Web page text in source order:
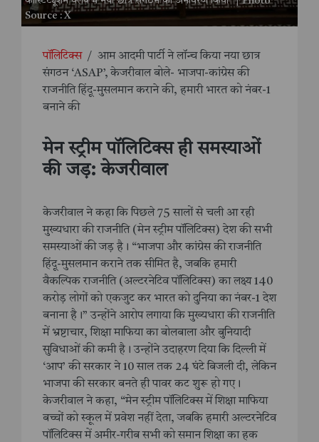
Source : X
पॉलिटिक्स / आम आदमी पार्टी ने लॉन्च किया नया छात्र
संगठन ‘ASAP’, केजरीवाल बोले- भाजपा-कांग्रेस की
राजनीति हिंदू-मुसलमान कराने की, हमारी भारत को नंबर-1
बनाने की
मेन स्ट्रीम पॉलिटिक्स ही समस्याओं
की जड़: केजरीवाल
केजरीवाल ने कहा कि पिछले 75 सालों से चली आ रही
मुख्यधारा की राजनीति (मेन स्ट्रीम पॉलिटिक्स) देश की सभी
समस्याओं की जड़ है। “भाजपा और कांग्रेस की राजनीति
हिंदू-मुसलमान कराने तक सीमित है, जबकि हमारी
वैकल्पिक राजनीति (अल्टरनेटिव पॉलिटिक्स) का लक्ष्य 140
करोड़ लोगों को एकजुट कर भारत को दुनिया का नंबर-1 देश
बनाना है।” उन्होंने आरोप लगाया कि मुख्यधारा की राजनीति
में भ्रष्टाचार, शिक्षा माफिया का बोलबाला और बुनियादी
सुविधाओं की कमी है। उन्होंने उदाहरण दिया कि दिल्ली में
‘आप’ की सरकार ने 10 साल तक 24 घंटे बिजली दी, लेकिन
भाजपा की सरकार बनते ही पावर कट शुरू हो गए।
केजरीवाल ने कहा, “मेन स्ट्रीम पॉलिटिक्स में शिक्षा माफिया
बच्चों को स्कूल में प्रवेश नहीं देता, जबकि हमारी अल्टरनेटिव
पॉलिटिक्स में अमीर-गरीब सभी को समान शिक्षा का हक